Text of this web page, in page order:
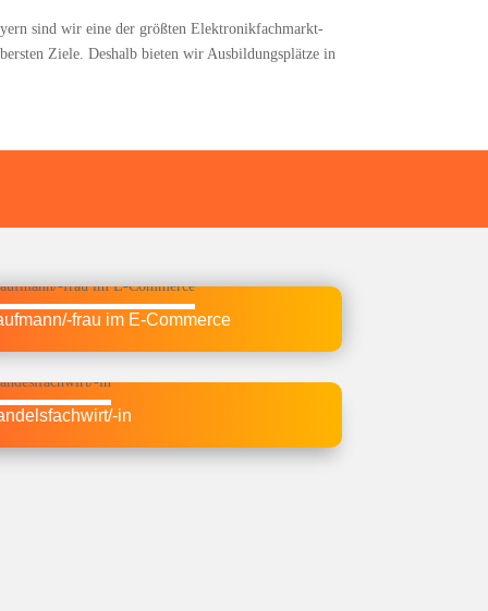
sind wir eine der größ­ten Elek­tronik­fach­markt-
Zie­le. Des­halb bie­ten wir Aus­bil­dungs­plät­ze in
frau im E‑Commerce
in